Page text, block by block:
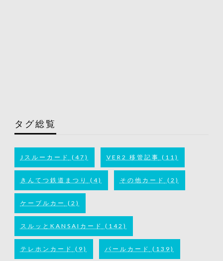
タグ総覧
Jスルーカード (47) VER2 移管記事 (11)
きんてつ鉄道まつり (4) その他カード (2)
ケーブルカー (2)
スルッとKANSAIカード (142)
テレホンカード (9) パールカード (139)